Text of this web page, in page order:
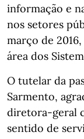
informação e
nos setores
março de
área dos
O tutelar da
Sarmento,
diretora-geral
sentido de